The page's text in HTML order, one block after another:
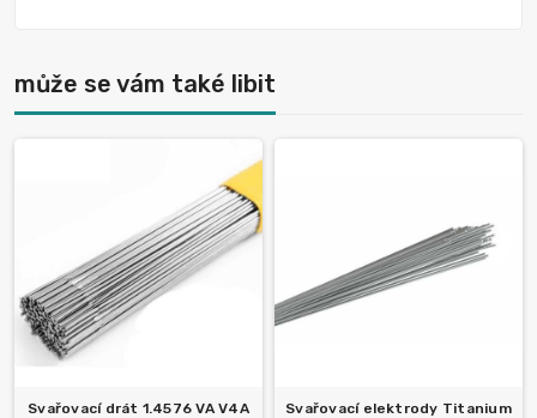
může se vám také libit
Svařovací drát 1.4576 VA V4A
Svařovací elektrody Titanium